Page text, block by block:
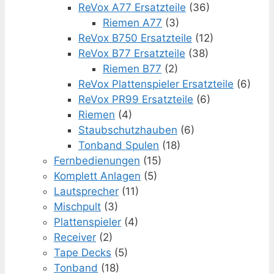
ReVox A77 Ersatzteile (36)
Riemen A77 (3)
ReVox B750 Ersatzteile (12)
ReVox B77 Ersatzteile (38)
Riemen B77 (2)
ReVox Plattenspieler Ersatzteile (6)
ReVox PR99 Ersatzteile (6)
Riemen (4)
Staubschutzhauben (6)
Tonband Spulen (18)
Fernbedienungen (15)
Komplett Anlagen (5)
Lautsprecher (11)
Mischpult (3)
Plattenspieler (4)
Receiver (2)
Tape Decks (5)
Tonband (18)